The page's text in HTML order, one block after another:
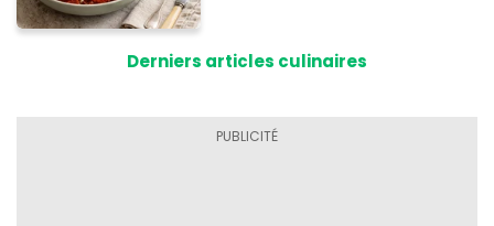
Derniers articles culinaires